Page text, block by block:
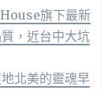
旗下最新
，近台中大坑
北美的靈魂早